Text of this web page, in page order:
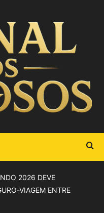
2026 DEVE
VIAGEM ENTRE